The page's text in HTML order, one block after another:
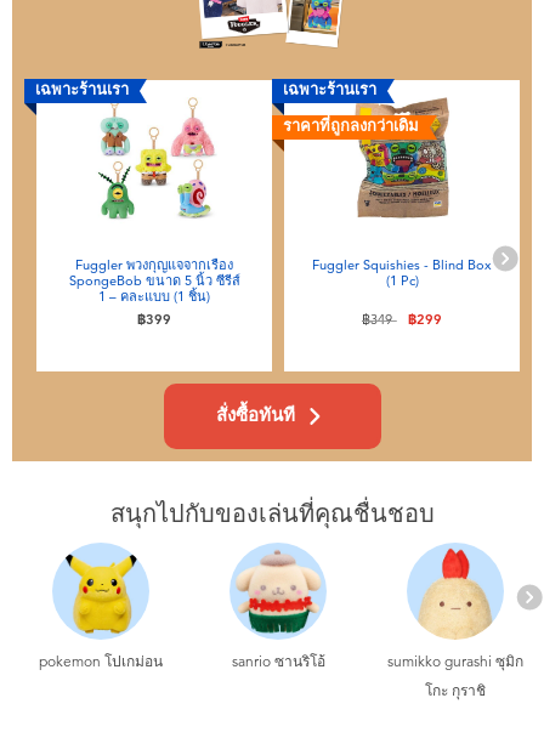
เฉพาะร้านเรา
Fuggler พวงกุญแจจากเรื่อง
SpongeBob ขนาด 5 นิ้ว ซีรีส์
1 – คละแบบ (1 ชิ้น)
฿399
เฉพาะร้านเรา
ราคาที่ถูกลงกว่าเดิม
Fuggler Squishies - Blind Box
(1 Pc)
ลดราคาจาก
฿349ถึง฿299
สั่งซื้อทันที
สนุกไปกับของเล่นที่คุณชื่นชอบ
pokemon โปเกม่อน sanrio ซานริโอ้
sumikko gurashi ซุมิก
โกะ กุราชิ